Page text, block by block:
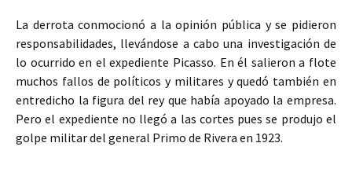
La derrota conmocionó a la opinión pública y se pidieron
responsabilidades, llevándose a cabo una investigación de
lo ocurrido en el expediente Picasso. En él salieron a flote
muchos fallos de políticos y militares y quedó también en
entredicho la figura del rey que había apoyado la empresa.
Pero el expediente no llegó a las cortes pues se produjo el
golpe militar del general Primo de Rivera en 1923.